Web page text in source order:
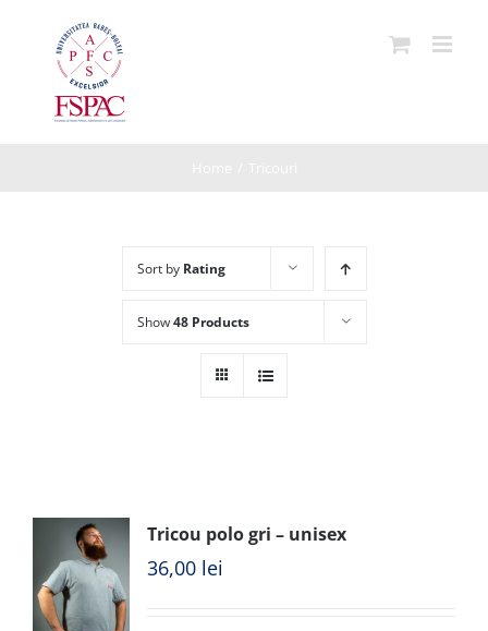
Sort by Rating
Show48 Products
Tricou polo gri – unisex
36,00 lei